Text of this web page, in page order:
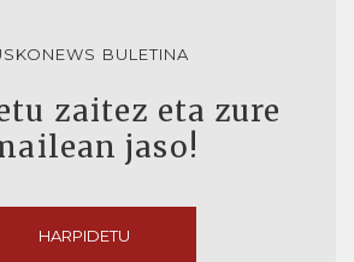
BULETINA
zaitez eta zure
jaso!
HARPIDETU